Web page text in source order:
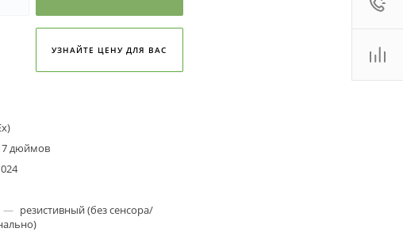
8 (800)Показать
УЗНАЙТЕ ЦЕНУ ДЛЯ ВАС
дюймов
— резистивный (без сенсора/